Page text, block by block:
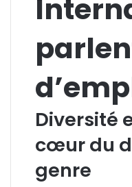
Diversité
cœur du
genre